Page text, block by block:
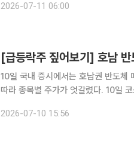
가 보류 이슈가 잔존한 바이오 섹터는
2026-07-11 06:00
10일 국내 증시에서는 호남권 반도체
따라 종목별 주가가 엇갈렸다. 10일 코스피 시장에서 상한가를 기록한 종목은 금호타이어, 한성기
대비 30.00% 오른 7800원에 거래
2026-07-10 15:56